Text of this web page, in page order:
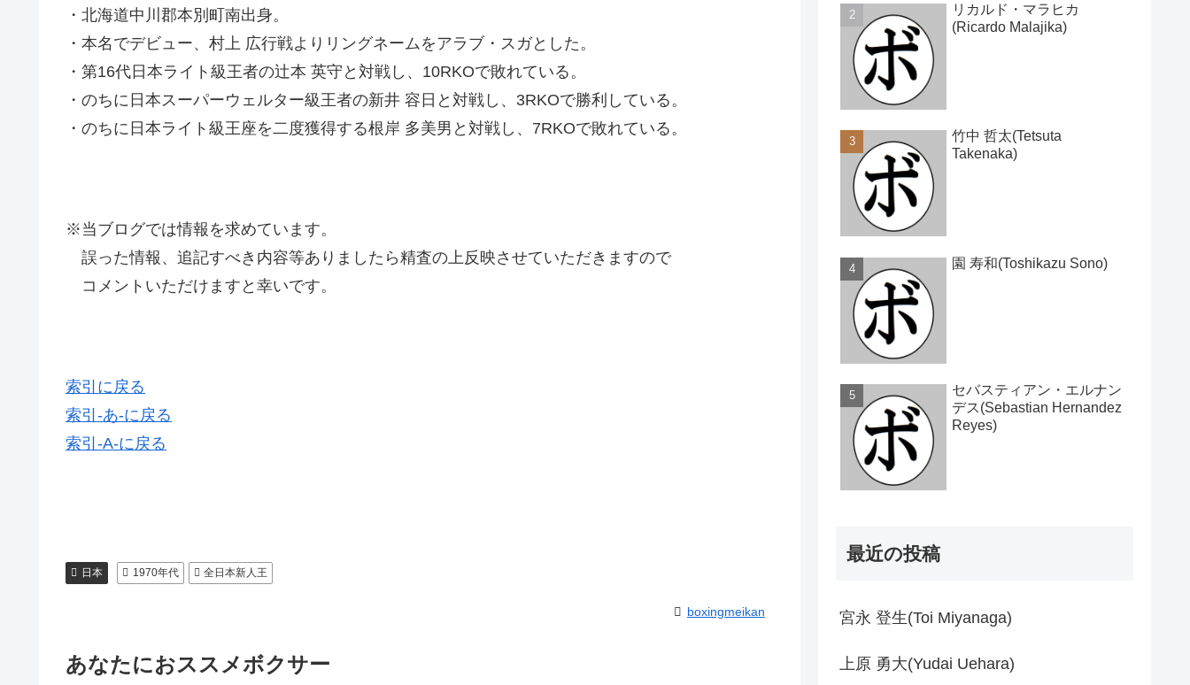
・北海道中川郡本別町南出身。
・本名でデビュー、村上 広行戦よりリングネームをアラブ・スガとした。
・第16代日本ライト級王者の辻本 英守と対戦し、10RKOで敗れている。
・のちに日本スーパーウェルター級王者の新井 容日と対戦し、3RKOで勝利している。
・のちに日本ライト級王座を二度獲得する根岸 多美男と対戦し、7RKOで敗れている。
※当ブログでは情報を求めています。
誤った情報、追記すべき内容等ありましたら精査の上反映させていただきますので
コメントいただけますと幸いです。
索引に戻る
索引-あ-に戻る
索引-A-に戻る
日本 1970年代 全日本新人王
boxingmeikan
あなたにおススメボクサー
リカルド・マラヒカ
(Ricardo Malajika)
竹中 哲太(Tetsuta
Takenaka)
園 寿和(Toshikazu Sono)
セバスティアン・エルナン
デス(Sebastian Hernandez
Reyes)
最近の投稿
宮永 登生(Toi Miyanaga)
上原 勇大(Yudai Uehara)